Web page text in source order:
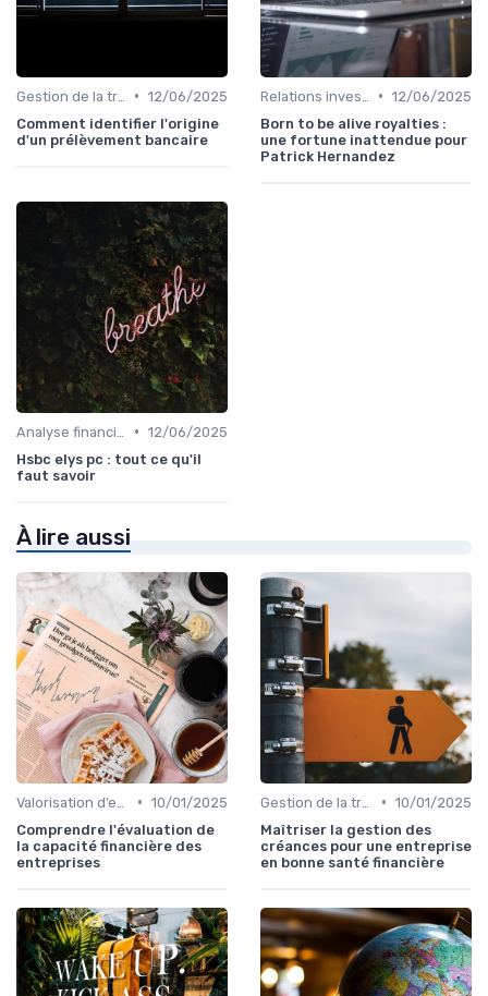
• 12/06/2025
Comment identifier l'origine
d'un prélèvement bancaire
• 12/06/2025
Born to be alive royalties :
une fortune inattendue pour
Patrick Hernandez
• 12/06/2025
Hsbc elys pc : tout ce qu'il
faut savoir
À lire aussi
• 10/01/2025
Comprendre l'évaluation de
la capacité financière des
entreprises
• 10/01/2025
Maîtriser la gestion des
créances pour une entreprise
en bonne santé financière